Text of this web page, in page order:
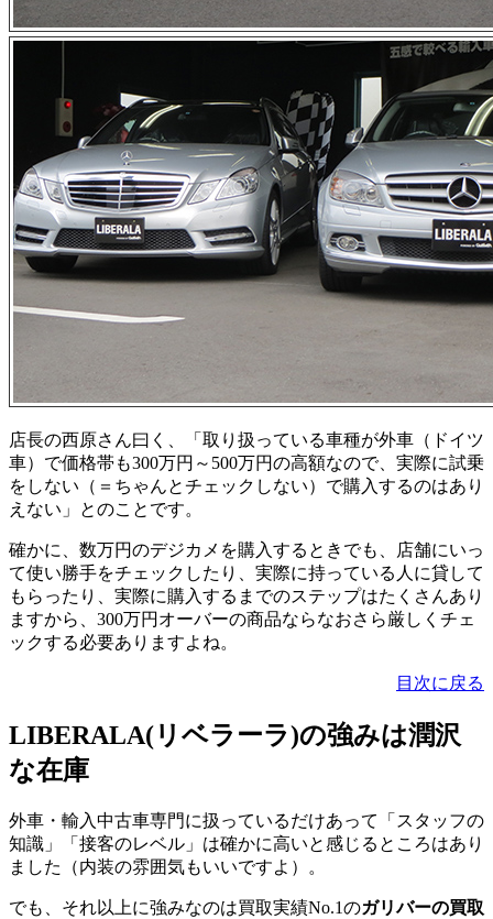
店長の西原さん曰く、「取り扱っている車種が外車（ドイツ
車）で価格帯も300万円～500万円の高額なので、実際に試乗
をしない（＝ちゃんとチェックしない）で購入するのはあり
えない」とのことです。
確かに、数万円のデジカメを購入するときでも、店舗にいっ
て使い勝手をチェックしたり、実際に持っている人に貸して
もらったり、実際に購入するまでのステップはたくさんあり
ますから、300万円オーバーの商品ならなおさら厳しくチェ
ックする必要ありますよね。
目次に戻る
LIBERALA(リベラーラ)の強みは潤沢
な在庫
外車・輸入中古車専門に扱っているだけあって「スタッフの
知識」「接客のレベル」は確かに高いと感じるところはあり
ました（内装の雰囲気もいいですよ）。
でも、それ以上に強みなのは買取実績No.1のガリバーの買取